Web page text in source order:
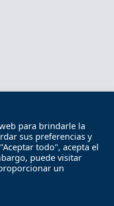
Accesibilidad
de privacidad
uso
para brindarle la
sus preferencias y
todo", acepta el
puede visitar
un